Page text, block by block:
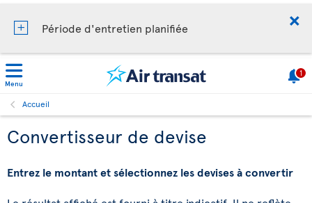
Période d'entretien planifiée
Menu
1
Accueil
Convertisseur de devise
Entrez le montant et sélectionnez les devises à convertir